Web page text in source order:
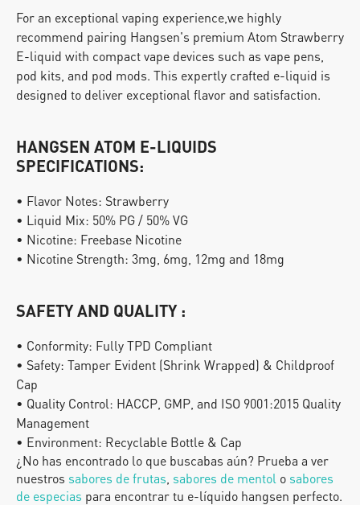
For an exceptional vaping experience,we highly
recommend pairing Hangsen's premium Atom Strawberry
E-liquid with compact vape devices such as vape pens,
pod kits, and pod mods. This expertly crafted e-liquid is
designed to deliver exceptional flavor and satisfaction.
HANGSEN ATOM E-LIQUIDS
SPECIFICATIONS:
• Flavor Notes: Strawberry
• Liquid Mix: 50% PG / 50% VG
• Nicotine: Freebase Nicotine
• Nicotine Strength: 3mg, 6mg, 12mg and 18mg
SAFETY AND QUALITY :
• Conformity: Fully TPD Compliant
• Safety: Tamper Evident (Shrink Wrapped) & Childproof
Cap
• Quality Control: HACCP, GMP, and ISO 9001:2015 Quality
Management
• Environment: Recyclable Bottle & Cap
¿No has encontrado lo que buscabas aún? Prueba a ver
nuestros sabores de frutas sabores de mentol o sabores
de especias para encontrar tu e-líquido hangsen perfecto.